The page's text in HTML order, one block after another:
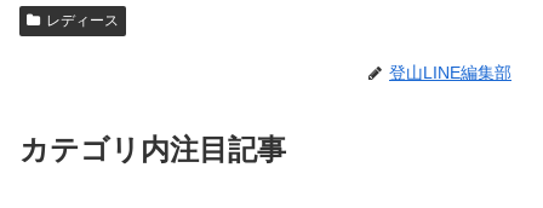
レディース
登山LINE編集部
カテゴリ内注目記事